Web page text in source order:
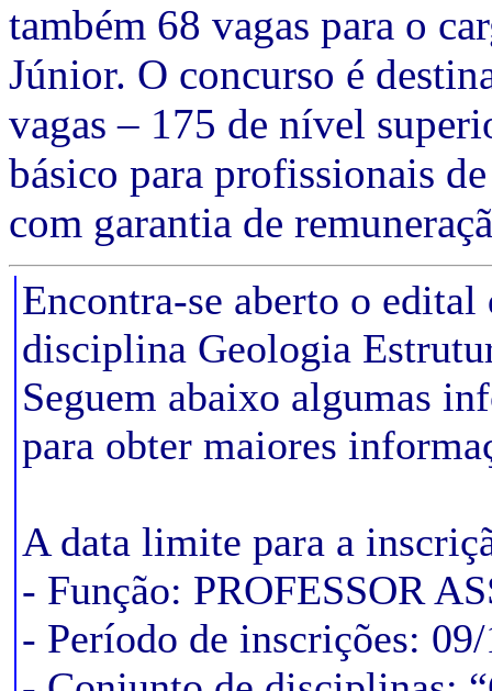
também 68 vagas para o
Júnior. O concurso é
vagas – 175 de nível
básico para profissionais
com garantia de
Encontra-se aberto o edital
disciplina Geologia
Seguem abaixo algumas
para obter maiores
A data limite para a
- Função: PROFESSOR
- Período de inscrições: